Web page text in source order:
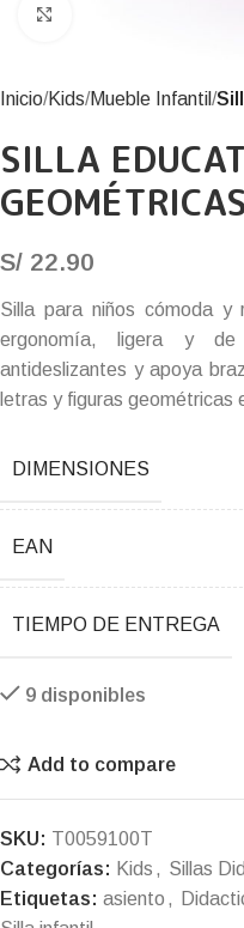
Inicio Kids Mueble Infantil
SILLA
GEOMÉTRICAS
S/ 22.90
Silla para niños cómoda y
ergonomía, ligera y
antideslizantes y apoya
letras y figuras geométricas
DIMENSIONES
EAN
TIEMPO DE ENTREGA
9 disponibles
Add to compare
SKU: T0059100T
Categorías: Kids , Sillas
Etiquetas: asiento ,